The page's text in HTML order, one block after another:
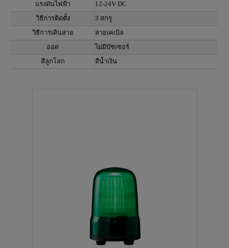
แรงดันไฟฟ้า
12-24V DC
วิธีการติดตั้ง
3 สกรู
วิธีการเดินสาย
สายเคเบิล
ออด
ไม่มีบัซเซอร์
สีลูกโลก
สีน้ำเงิน